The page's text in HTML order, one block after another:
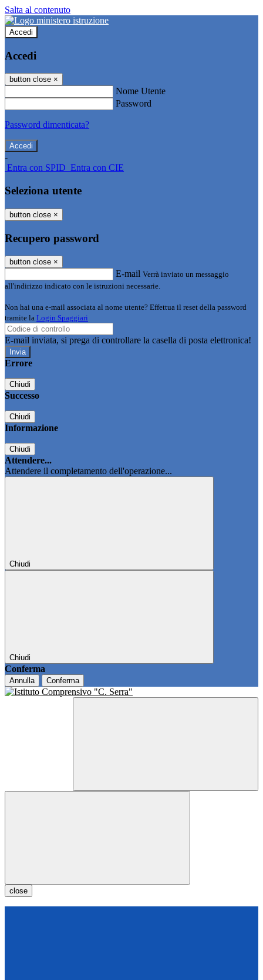
Salta al contenuto
Accedi
Accedi
button close ×
Nome Utente
Password
Password dimenticata?
-
Entra con SPID Entra con CIE
Seleziona utente
button close ×
Recupero password
button close ×
E-mail Verrà inviato un messaggio
all'indirizzo indicato con le istruzioni necessarie.
Non hai una e-mail associata al nome utente? Effettua il reset della password
tramite la Login Spaggiari
E-mail inviata, si prega di controllare la casella di posta elettronica!
Errore
Chiudi
Successo
Chiudi
Informazione
Chiudi
Attendere...
Attendere il completamento dell'operazione...
Chiudi
Chiudi
Conferma
Annulla Conferma
close